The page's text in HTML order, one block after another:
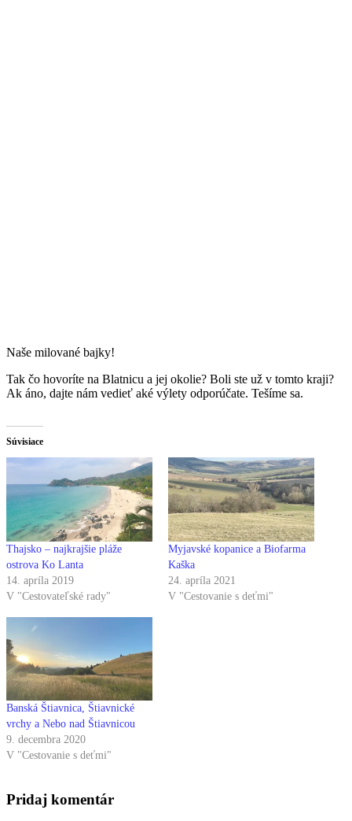
Naše milované bajky!
Tak čo hovoríte na Blatnicu a jej okolie? Boli ste už v tomto kraji?
Ak áno, dajte nám vedieť aké výlety odporúčate. Tešíme sa.
Súvisiace
Thajsko – najkrajšie pláže
ostrova Ko Lanta
14. apríla 2019
V "Cestovateľské rady"
Myjavské kopanice a Biofarma
Kaška
24. apríla 2021
V "Cestovanie s deťmi"
Banská Štiavnica, Štiavnické
vrchy a Nebo nad Štiavnicou
9. decembra 2020
V "Cestovanie s deťmi"
Pridaj komentár